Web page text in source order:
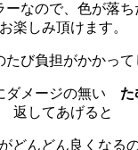
ーなので、色が落
お楽しみ頂けます。
たび負担がかかって
ダメージの無い た
返してあげると
どんどん良くなる